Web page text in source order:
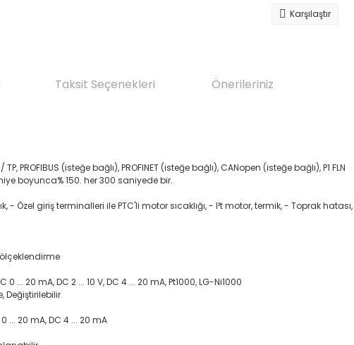
Karşılaştır
Taksit Seçenekleri Önerileriniz
PROFIBUS (isteğe bağlı), PROFINET (isteğe bağlı), CANopen (isteğe bağlı), P1 FLN
boyunca% 150. her 300 saniyede bir.
- Özel giriş terminalleri ile PTC'li motor sıcaklığı, - I²t motor, termik, - Toprak
... 20 mA, DC 2 ... 10 V, DC 4 ... 20 mA, Pt1000, LG-Ni1000
Değiştirilebilir
0 ... 20 mA, DC 4 ... 20 mA